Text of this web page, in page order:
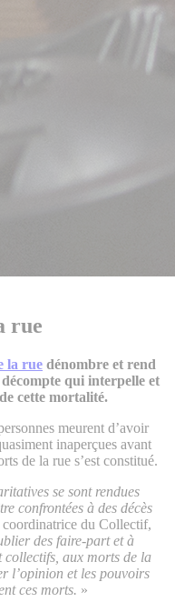
rue
la rue dénombre et rend
qui interpelle et
cette mortalité.
meurent d’avoir
inaperçues avant
de la rue s’est constitué.
se sont rendues
confrontées à des décès
du Collectif,
des faire-part et à
collectifs, aux morts de la
l’opinion et les pouvoirs
ces morts. »